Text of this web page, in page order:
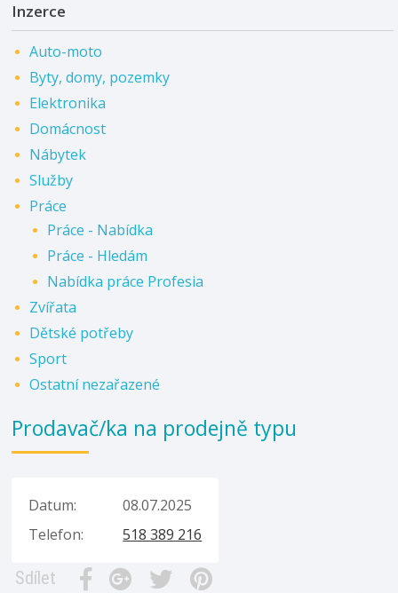
Inzerce
Auto-moto
Byty, domy, pozemky
Elektronika
Domácnost
Nábytek
Služby
Práce
Práce - Nabídka
Práce - Hledám
Nabídka práce Profesia
Zvířata
Dětské potřeby
Sport
Ostatní nezařazené
Prodavač/ka na prodejně typu
Datum:
08.07.2025
Telefon:
518 389 216
Sdílet